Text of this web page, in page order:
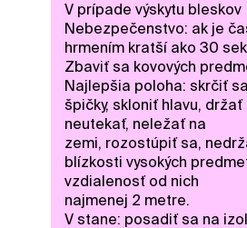
V prípade výskytu bleskov
Nebezpečenstvo: ak je
hrmením kratší ako 30
Zbaviť sa kovových
Najlepšia poloha: skrčiť
špičky, skloniť hlavu,
neutekať, neležať na
zemi, rozostúpiť sa,
blízkosti vysokých
vzdialenosť od nich
najmenej 2 metre.
V stane: posadiť sa na